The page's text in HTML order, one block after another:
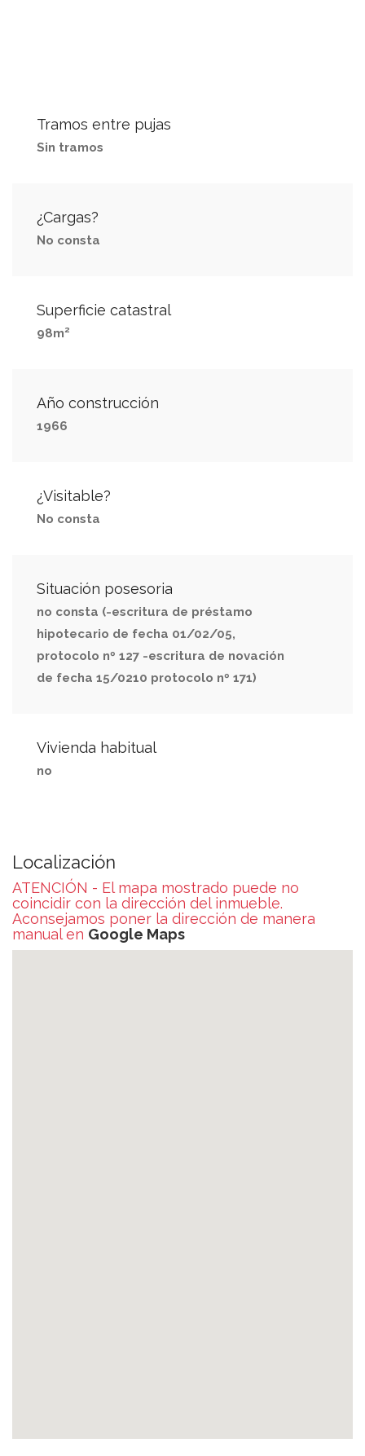
Tramos entre pujas
Sin tramos
¿Cargas?
No consta
Superficie catastral
98m2
Año construcción
1966
¿Visitable?
No consta
Situación posesoria
no consta (-escritura de préstamo
hipotecario de fecha 01/02/05,
protocolo nº 127 -escritura de novación
de fecha 15/0210 protocolo nº 171)
Vivienda habitual
no
Localización
ATENCIÓN - El mapa mostrado puede no
coincidir con la dirección del inmueble.
Aconsejamos poner la dirección de manera
manual en Google Maps